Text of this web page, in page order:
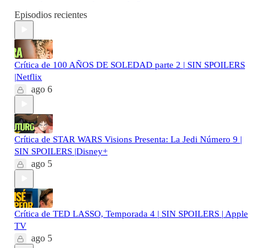
Episodios recientes
Crítica de 100 AÑOS DE SOLEDAD parte 2 | SIN SPOILERS
|Netflix
ago 6
Crítica de STAR WARS Visions Presenta: La Jedi Número 9 |
SIN SPOILERS |Disney+
ago 5
Crítica de TED LASSO, Temporada 4 | SIN SPOILERS | Apple
TV
ago 5